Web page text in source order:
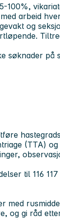
100%,
arbeid
og
søknader på
(TTA)
til 116
med
og gi råd